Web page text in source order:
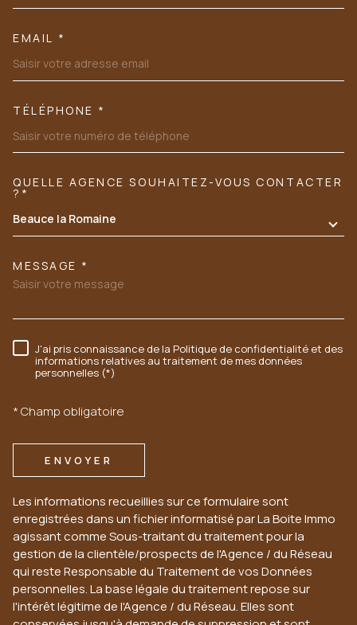
EMAIL *
TÉLÉPHONE *
TRAD_MELTEM_VOREDEMANDE
QUELLE AGENCE SOUHAITEZ-VOUS CONTACTER
?*
Beauce la Romaine
MESSAGE *
RÈGLEMENTATION
J'ai pris connaissance de la Politique de confidentialité et des
informations relatives au traitement de mes données
personnelles (*)
* Champ obligatoire
ENVOYER
Les informations recueillies sur ce formulaire sont
enregistrées dans un fichier informatisé par La Boite Immo
agissant comme Sous-traitant du traitement pour la
gestion de la clientèle/prospects de l'Agence / du Réseau
qui reste Responsable du Traitement de vos Données
personnelles. La base légale du traitement repose sur
l'intérêt légitime de l'Agence / du Réseau. Elles sont